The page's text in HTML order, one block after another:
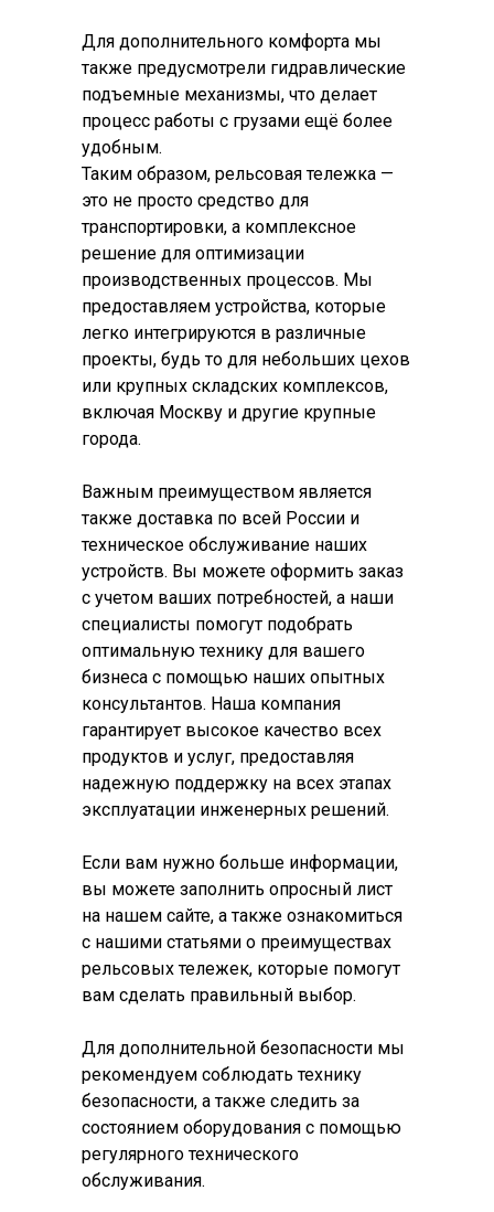
Для дополнительного комфорта мы
также предусмотрели гидравлические
подъемные механизмы, что делает
процесс работы с грузами ещё более
удобным.
Таким образом, рельсовая тележка —
это не просто средство для
транспортировки, а комплексное
решение для оптимизации
производственных процессов. Мы
предоставляем устройства, которые
легко интегрируются в различные
проекты, будь то для небольших цехов
или крупных складских комплексов,
включая Москву и другие крупные
города.
Важным преимуществом является
также доставка по всей России и
техническое обслуживание наших
устройств. Вы можете оформить заказ
с учетом ваших потребностей, а наши
специалисты помогут подобрать
оптимальную технику для вашего
бизнеса с помощью наших опытных
консультантов. Наша компания
гарантирует высокое качество всех
продуктов и услуг, предоставляя
надежную поддержку на всех этапах
эксплуатации инженерных решений.
Если вам нужно больше информации,
вы можете заполнить опросный лист
на нашем сайте, а также ознакомиться
с нашими статьями о преимуществах
рельсовых тележек, которые помогут
вам сделать правильный выбор.
Для дополнительной безопасности мы
рекомендуем соблюдать технику
безопасности, а также следить за
состоянием оборудования с помощью
регулярного технического
обслуживания.